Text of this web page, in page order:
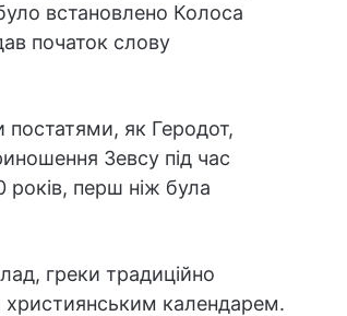
встановлено Колоса
початок слову
постатями, як Геродот,
Зевсу під час
років, перш ніж була
греки традиційно
християнським календарем.